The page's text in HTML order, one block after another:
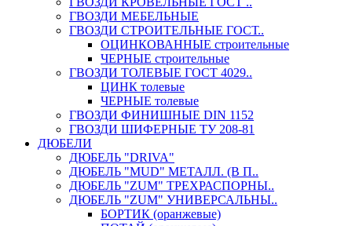
ГВОЗДИ МЕБЕЛЬНЫЕ
ГВОЗДИ СТРОИТЕЛЬНЫЕ ГОСТ..
ОЦИНКОВАННЫЕ строительные
ЧЕРНЫЕ строительные
ГВОЗДИ ТОЛЕВЫЕ ГОСТ 4029..
ЦИНК толевые
ЧЕРНЫЕ толевые
ГВОЗДИ ФИНИШНЫЕ DIN 1152
ГВОЗДИ ШИФЕРНЫЕ ТУ 208-81
ДЮБЕЛИ
ДЮБЕЛЬ "DRIVA"
ДЮБЕЛЬ "MUD" МЕТАЛЛ. (В П..
ДЮБЕЛЬ "ZUM" ТРЕХРАСПОРНЫ..
ДЮБЕЛЬ "ZUM" УНИВЕРСАЛЬНЫ..
БОРТИК (оранжевые)